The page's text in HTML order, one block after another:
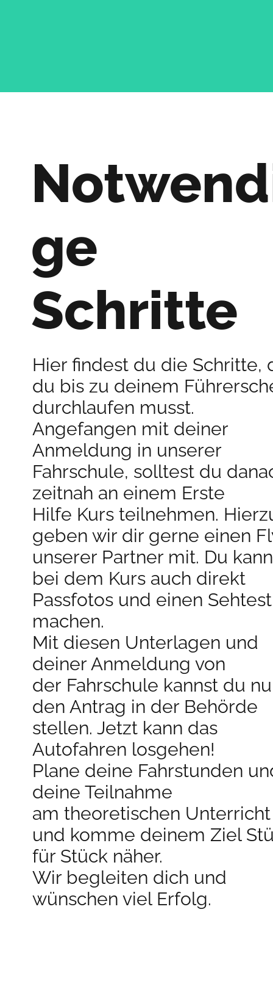
ge
Schritte
Hier findest du die Schritte,
du bis zu deinem
durchlaufen musst.
Angefangen mit deiner
Anmeldung in unserer
Fahrschule, solltest du
zeitnah an einem Erste
Hilfe Kurs teilnehmen.
geben wir dir gerne einen
unserer Partner mit. Du
bei dem Kurs auch direkt
Passfotos und einen Sehtest
machen.
Mit diesen Unterlagen und
deiner Anmeldung von
der Fahrschule kannst du
den Antrag in der Behörde
stellen. Jetzt kann das
Autofahren losgehen!
Plane deine Fahrstunden
deine Teilnahme
am theoretischen Unterricht
und komme deinem Ziel
für Stück näher.
Wir begleiten dich und
wünschen viel Erfolg.